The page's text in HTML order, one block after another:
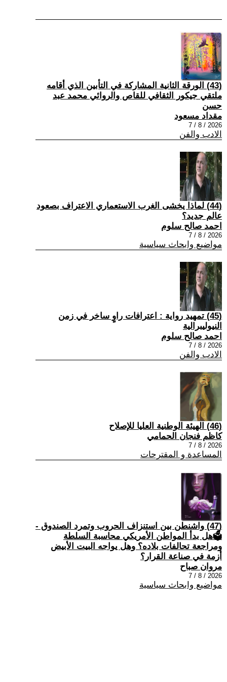
(43) الورقة الثانية المشاركة في التأبين الذي أقامه
ملتقي جيكور الثقافي للقاص والروائي محمد عبد
حسن
مقداد مسعود
2026 / 8 / 7
الادب والفن
(44) لماذا يخشى الغرب الاستعماري الاعتراف بصعود
عالم جديد؟
احمد صالح سلوم
2026 / 8 / 7
مواضيع وابحاث سياسية
(45) تمهيد رواية : اعترافات راوٍ ساخر في زمن
النيوليبرالية
احمد صالح سلوم
2026 / 8 / 7
الادب والفن
(46) الهيئة الوطنية العليا للإصلاح
كاظم فنجان الحمامي
2026 / 8 / 7
المساعدة و المقترحات
(47) واشنطن بين استنزاف الحروب وتمرد الصندوق -
🗳هل بدأ المواطن الأمريكي محاسبة السلطة
ومراجعة تحالفات بلاده؟ وهل يواجه البيت الأبيض
أزمة في صناعة القرار؟
مروان صباح
2026 / 8 / 7
مواضيع وابحاث سياسية